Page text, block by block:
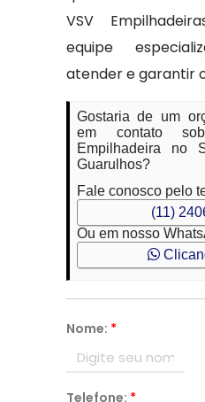
VSV
equipe
atender e garantir
Gostaria de um
em contato
Empilhadeira no
Guarulhos?
Fale conosco pelo
(11)
Ou em nosso
Nome: *
Telefone: *